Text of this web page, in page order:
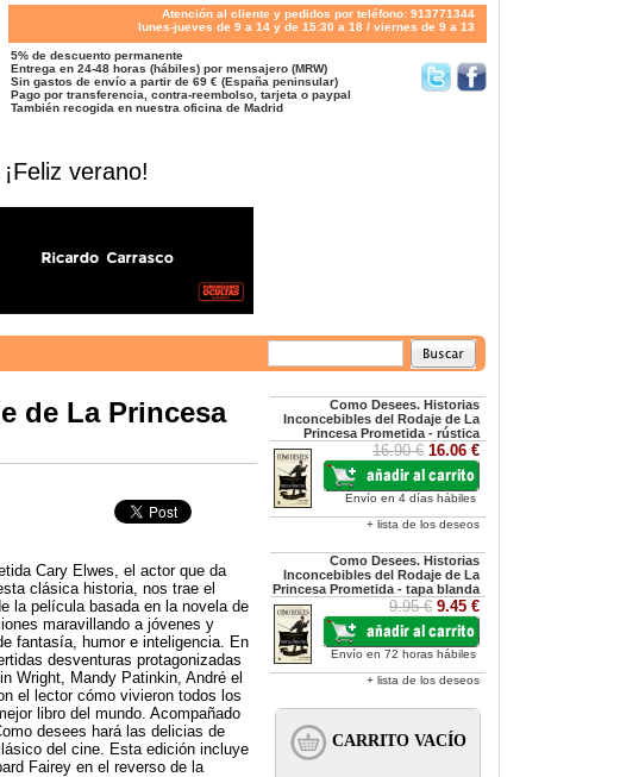
Atención al cliente y pedidos por teléfono: 913771344
lunes-jueves de 9 a 14 y de 15:30 a 18 / viernes de 9 a 13
5% de descuento permanente
Entrega en 24-48 horas (hábiles) por mensajero (MRW)
Sin gastos de envío a partir de 69 € (España peninsular)
Pago por transferencia, contra-reembolso, tarjeta o paypal
También recogida en nuestra oficina de Madrid
verano!
de La Princesa
Cary Elwes, el actor que da
clásica historia, nos trae el
la película basada en la novela de
maravillando a jóvenes y
fantasía, humor e inteligencia. En
desventuras protagonizadas
Wright, Mandy Patinkin, André el
el lector cómo vivieron todos los
libro del mundo. Acompañado
desees hará las delicias de
del cine. Esta edición incluye
Fairey en el reverso de la
Como Desees. Historias
Inconcebibles del Rodaje de La
Princesa Prometida - rústica
16.90 € 16.06 €
Envío en 4 días hábiles
+ lista de los deseos
Como Desees. Historias
Inconcebibles del Rodaje de La
Princesa Prometida - tapa blanda
9.95 € 9.45 €
Envío en 72 horas hábiles
+ lista de los deseos